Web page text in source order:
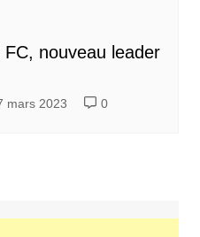
nouveau leader
mars 2023 0